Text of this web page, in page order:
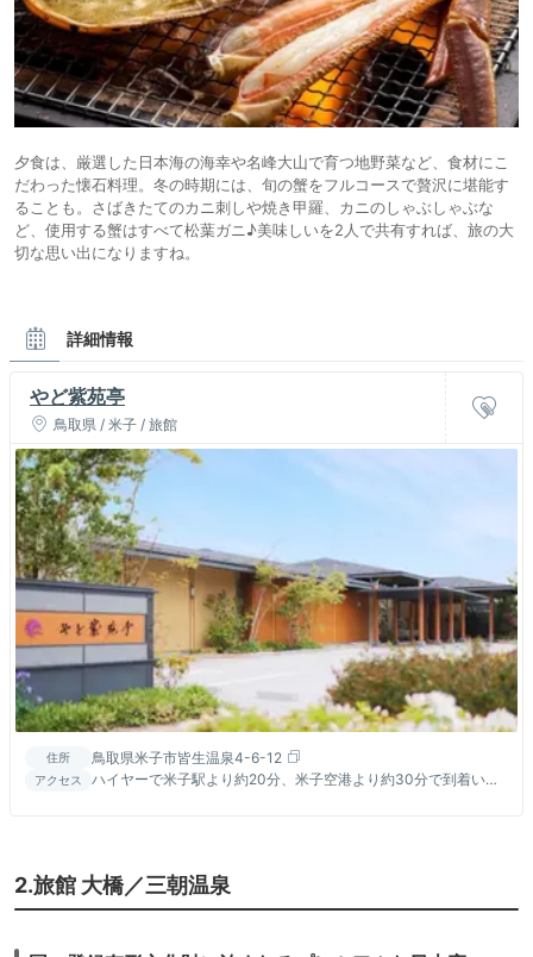
夕食は、厳選した日本海の海幸や名峰大山で育つ地野菜など、食材にこ
だわった懐石料理。冬の時期には、旬の蟹をフルコースで贅沢に堪能す
ることも。さばきたてのカニ刺しや焼き甲羅、カニのしゃぶしゃぶな
ど、使用する蟹はすべて松葉ガニ♪美味しいを2人で共有すれば、旅の大
切な思い出になりますね。
詳細情報
やど紫苑亭
鳥取県 / 米子 / 旅館
住所 鳥取県米子市皆生温泉4-6-12
アクセス
ハイヤーで米子駅より約20分、米子空港より約30分で到着いた
2.旅館 大橋／三朝温泉